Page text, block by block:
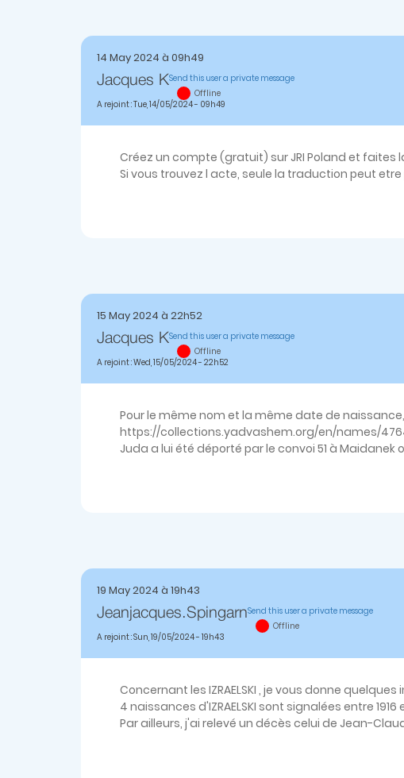
14 May 2024 à 09h49
Jacques KSend this user a private message
Offline
A rejoint : Tue, 14/05/2024 - 09h49
Créez un compte (gratuit) sur JRI Poland et faites
Si vous trouvez l acte, seule la traduction peut
15 May 2024 à 22h52
Jacques KSend this user a private message
Offline
A rejoint : Wed, 15/05/2024 - 22h52
Pour le même nom et la même date de
https://collections.yadvashem.org/en/names/
Juda a lui été déporté par le convoi 51 à
19 May 2024 à 19h43
Jeanjacques.spingarnSend this user a private message
Offline
A rejoint : Sun, 19/05/2024 - 19h43
Concernant les IZRAELSKI , je vous donne
4 naissances d'IZRAELSKI sont signalées entre
Par ailleurs, j'ai relevé un décès celui de Jean-Claude